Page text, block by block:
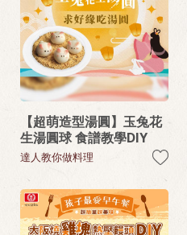
【超萌造型湯圓】玉兔花
生湯圓球 食譜教學DIY
達人教你做料理